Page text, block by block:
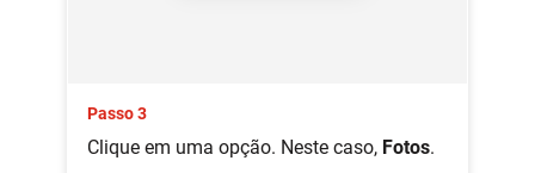
Passo 3
Clique em uma opção. Neste caso, Fotos.